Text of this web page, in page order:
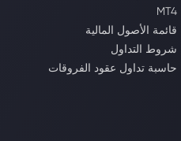
MT4
قائمة الأصول المالية
شروط التداول
حاسبة تداول عقود الفروقات